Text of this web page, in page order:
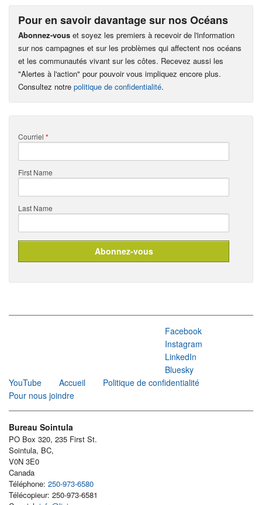
Pour en savoir davantage sur nos Océans
Abonnez-vous et soyez les premiers à recevoir de l'information
sur nos campagnes et sur les problèmes qui affectent nos océans
et les communautés vivant sur les côtes. Recevez aussi les
"Alertes à l'action" pour pouvoir vous impliquez encore plus.
Consultez notre politique de confidentialité.
Courriel *
First Name
Last Name
Facebook
Instagram
LinkedIn
Bluesky
YouTube
Accueil
Politique de confidentialité
Pour nous joindre
Bureau Sointula
PO Box 320, 235 First St.
Sointula, BC,
V0N 3E0
Canada
Téléphone: 250-973-6580
Télécopieur: 250-973-6581